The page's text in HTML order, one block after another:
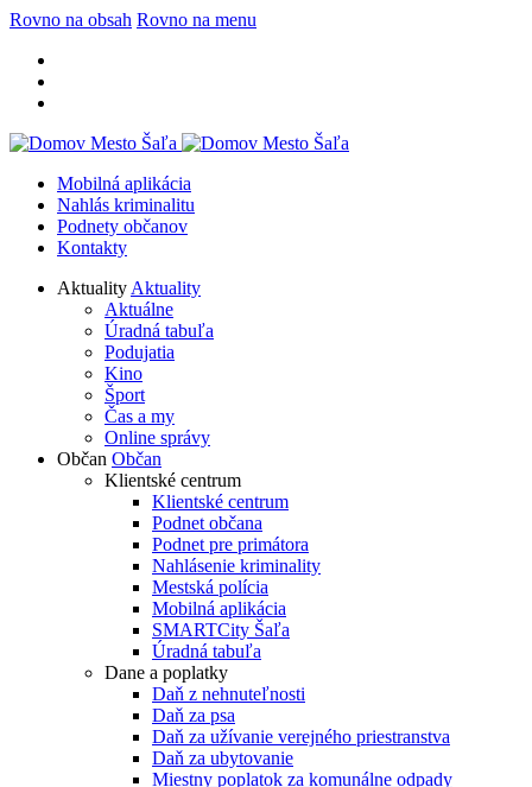
Rovno na obsah Rovno na menu
Mobilná aplikácia
Nahlás kriminalitu
Podnety občanov
Kontakty
Aktuality Aktuality
Aktuálne
Úradná tabuľa
Podujatia
Kino
Šport
Čas a my
Online správy
Občan Občan
Klientské centrum
Klientské centrum
Podnet občana
Podnet pre primátora
Nahlásenie kriminality
Mestská polícia
Mobilná aplikácia
SMARTCity Šaľa
Úradná tabuľa
Dane a poplatky
Daň z nehnuteľnosti
Daň za psa
Daň za užívanie verejného priestranstva
Daň za ubytovanie
Miestny poplatok za komunálne odpady